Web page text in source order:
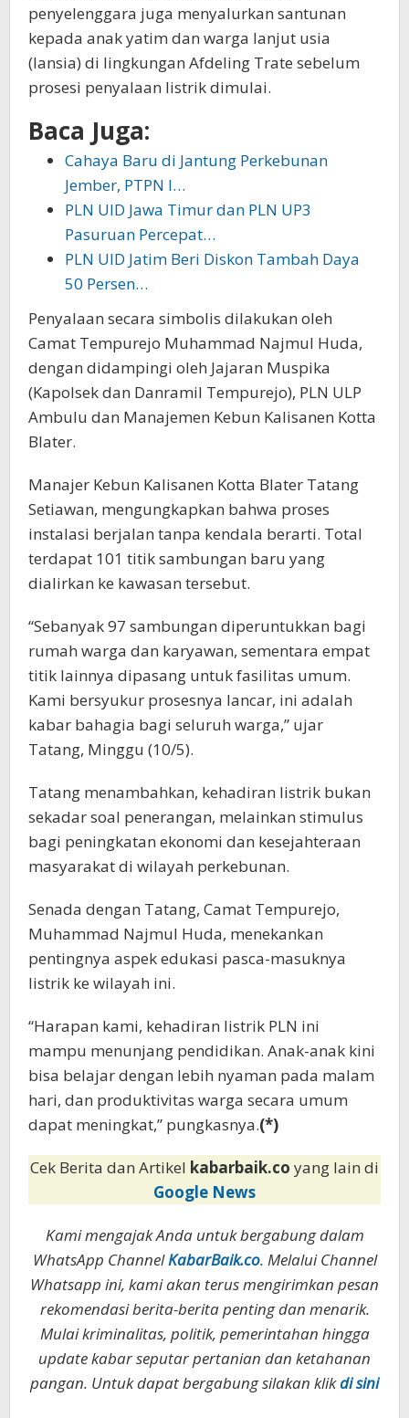
penyelenggara juga menyalurkan santunan
kepada anak yatim dan warga lanjut usia
(lansia) di lingkungan Afdeling Trate sebelum
prosesi penyalaan listrik dimulai.
Baca Juga:
Cahaya Baru di Jantung Perkebunan
Jember, PTPN I…
PLN UID Jawa Timur dan PLN UP3
Pasuruan Percepat…
PLN UID Jatim Beri Diskon Tambah Daya
50 Persen…
Penyalaan secara simbolis dilakukan oleh
Camat Tempurejo Muhammad Najmul Huda,
dengan didampingi oleh Jajaran Muspika
(Kapolsek dan Danramil Tempurejo), PLN ULP
Ambulu dan Manajemen Kebun Kalisanen Kotta
Blater.
Manajer Kebun Kalisanen Kotta Blater Tatang
Setiawan, mengungkapkan bahwa proses
instalasi berjalan tanpa kendala berarti. Total
terdapat 101 titik sambungan baru yang
dialirkan ke kawasan tersebut.
“Sebanyak 97 sambungan diperuntukkan bagi
rumah warga dan karyawan, sementara empat
titik lainnya dipasang untuk fasilitas umum.
Kami bersyukur prosesnya lancar, ini adalah
kabar bahagia bagi seluruh warga,” ujar
Tatang, Minggu (10/5).
Tatang menambahkan, kehadiran listrik bukan
sekadar soal penerangan, melainkan stimulus
bagi peningkatan ekonomi dan kesejahteraan
masyarakat di wilayah perkebunan.
Senada dengan Tatang, Camat Tempurejo,
Muhammad Najmul Huda, menekankan
pentingnya aspek edukasi pasca-masuknya
listrik ke wilayah ini.
“Harapan kami, kehadiran listrik PLN ini
mampu menunjang pendidikan. Anak-anak kini
bisa belajar dengan lebih nyaman pada malam
hari, dan produktivitas warga secara umum
dapat meningkat,” pungkasnya.(*)
Cek Berita dan Artikel kabarbaik.co yang lain di
Google News
Kami mengajak Anda untuk bergabung dalam
WhatsApp ChannelKabarBaik.co. Melalui Channel
Whatsapp ini, kami akan terus mengirimkan pesan
rekomendasi berita-berita penting dan menarik.
Mulai kriminalitas, politik, pemerintahan hingga
update kabar seputar pertanian dan ketahanan
pangan. Untuk dapat bergabung silakan klikdi sini